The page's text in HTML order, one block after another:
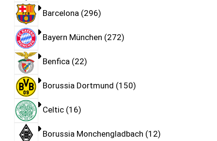
Barcelona 296
Bayern München 272
Benfica 22
Borussia Dortmund 150
Celtic 16
Borussia Monchengladbach 12